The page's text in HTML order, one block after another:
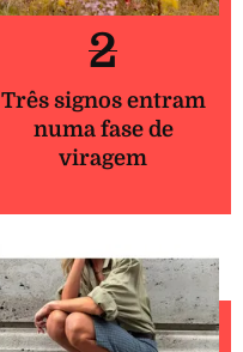
2
Três signos entram
numa fase de
viragem